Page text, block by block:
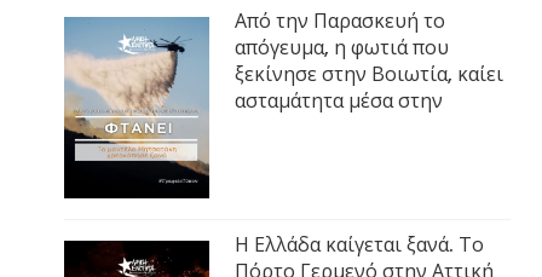
Από την Παρασκευή το
απόγευμα, η φωτιά που
ξεκίνησε στην Βοιωτία, καίει
ασταμάτητα μέσα στην
Η Ελλάδα καίγεται ξανά. Το